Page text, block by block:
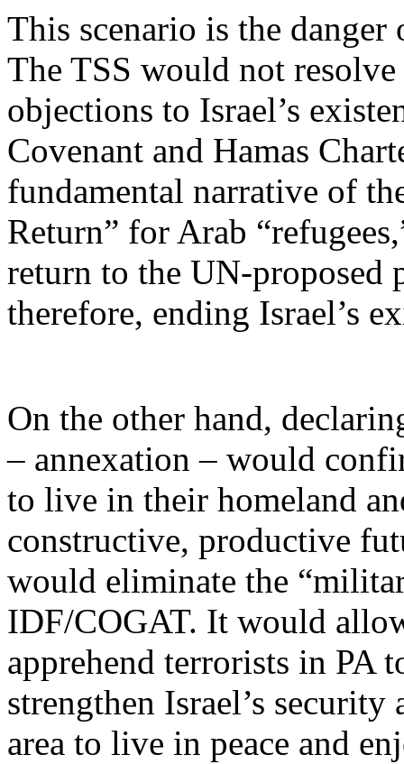
This scenario is the danger
The TSS would not resolve
objections to Israel’s
Covenant and Hamas
fundamental narrative of
Return” for Arab “refugees
return to the UN-proposed
therefore, ending Israel’s
On the other hand,
– annexation – would
to live in their homeland
constructive, productive
would eliminate the “
IDF/COGAT. It would
apprehend terrorists in PA
strengthen Israel’s security
area to live in peace and